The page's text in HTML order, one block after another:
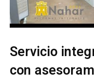
Servicio
con